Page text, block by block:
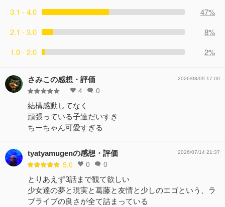
3.1 - 4.0
47%
2.1 - 3.0
8%
1.0 - 2.0
2%
さみこの感想・評価
- 4 0
2026/08/09 17:00
結構感動してなく
頑張っている子達だいすき
ちーちゃん可愛すぎる
tyatyamugenの感想・評価
5.0 0 0
2026/07/14 21:37
とりあえず3話まで観て欲しい
少女達の夢と現実と葛藤と友情と少しのエゴという、ラ
ブライブの良さが全て詰まっている